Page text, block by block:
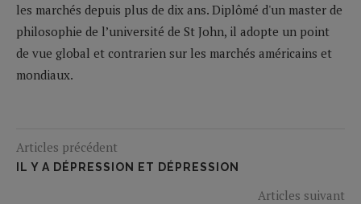
les marchés depuis plus de dix ans. Diplômé d'un master de
philosophie de l’université de St John, il adopte un point
de vue global et contrarien sur les marchés américains et
mondiaux.
Articles précédent
IL Y A DÉPRESSION ET DÉPRESSION
Articles suivant